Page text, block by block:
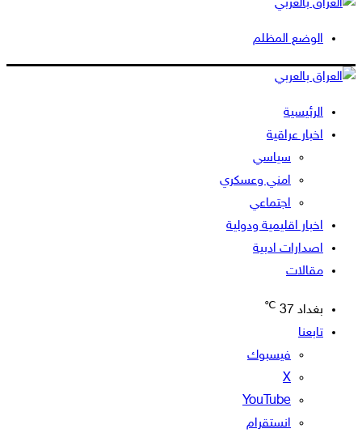
الوضع المظلم
الرئيسية
اخبار عراقية
سياسي
امني وعسكري
اجتماعي
اخبار اقليمية ودولية
اصدارات ادبية
مقالات
بغداد 37
℃
تابعنا
فيسبوك
‫X
‫YouTube
انستقرام